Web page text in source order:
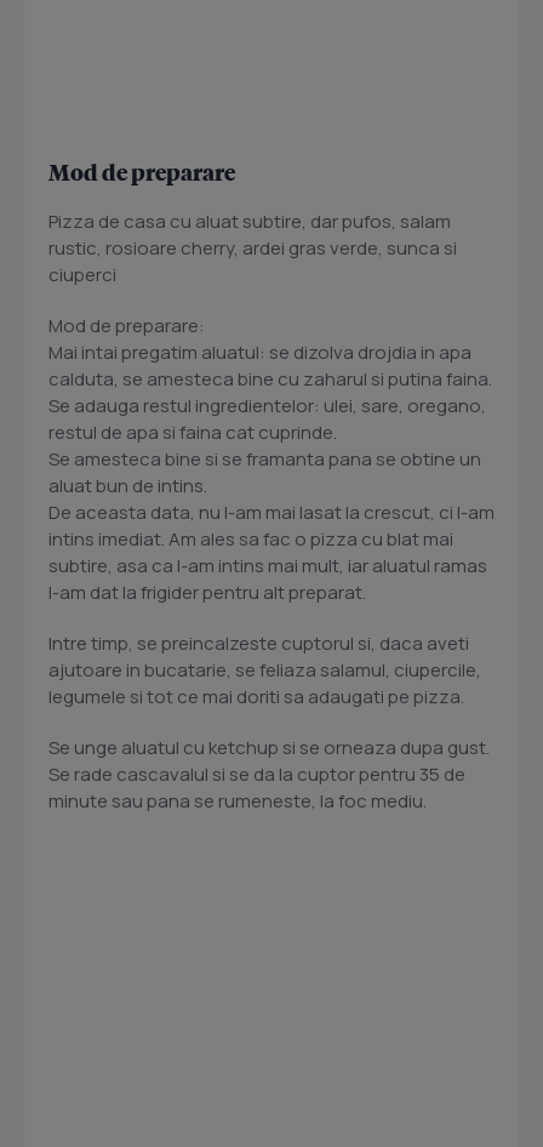
Mod de preparare
Pizza de casa cu aluat subtire, dar pufos, salam
rustic, rosioare cherry, ardei gras verde, sunca si
ciuperci
Mod de preparare:
Mai intai pregatim aluatul: se dizolva drojdia in apa
calduta, se amesteca bine cu zaharul si putina faina.
Se adauga restul ingredientelor: ulei, sare, oregano,
restul de apa si faina cat cuprinde.
Se amesteca bine si se framanta pana se obtine un
aluat bun de intins.
De aceasta data, nu l-am mai lasat la crescut, ci l-am
intins imediat. Am ales sa fac o pizza cu blat mai
subtire, asa ca l-am intins mai mult, iar aluatul ramas
l-am dat la frigider pentru alt preparat.
Intre timp, se preincalzeste cuptorul si, daca aveti
ajutoare in bucatarie, se feliaza salamul, ciupercile,
legumele si tot ce mai doriti sa adaugati pe pizza.
Se unge aluatul cu ketchup si se orneaza dupa gust.
Se rade cascavalul si se da la cuptor pentru 35 de
minute sau pana se rumeneste, la foc mediu.